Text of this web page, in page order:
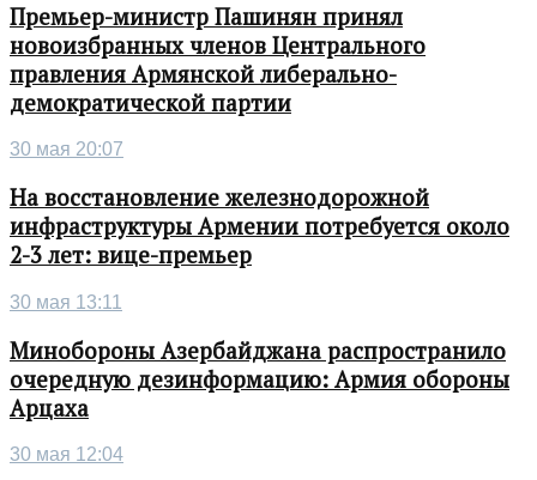
Премьер-министр Пашинян принял
новоизбранных членов Центрального
правления Армянской либерально-
демократической партии
30 мая 20:07
На восстановление железнодорожной
инфраструктуры Армении потребуется около
2-3 лет: вице-премьер
30 мая 13:11
Минобороны Азербайджана распространило
очередную дезинформацию: Армия обороны
Арцаха
30 мая 12:04